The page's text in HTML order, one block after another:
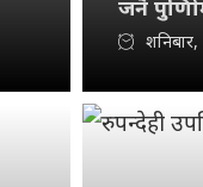
जनै